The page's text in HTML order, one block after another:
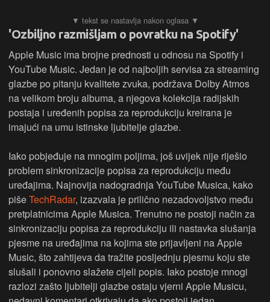
'Ozbiljno razmišljam o povratku na Spotify'
Apple Music ima brojne prednosti u odnosu na Spotify i
YouTube Music. Jedan je od najboljih servisa za streaming
glazbe po pitanju kvalitete zvuka, podržava Dolby Atmos
na velikom broju albuma, a njegova kolekcija radijskih
postaja i uređenih popisa za reprodukciju kreirana je
imajući na umu istinske ljubitelje glazbe.
Iako pobjeđuje na mnogim poljima, još uvijek nije riješio
problem sinkronizacije popisa za reprodukciju među
uređajima. Najnovija nadogradnja YouTube Musica, kako
pišeTechRadar, izazvala je prilično nezadovoljstvo među
pretplatnicima Apple Musica. Trenutno ne postoji način za
sinkronizaciju popisa za reprodukciju ili nastavka slušanja
pjesme na uređajima na kojima ste prijavljeni na Apple
Music, što zahtijeva da tražite posljednju pjesmu koju ste
slušali i ponovno slažete cijeli popis. Iako postoje mnogi
razlozi zašto ljubitelji glazbe ostaju vjerni Apple Musicu,